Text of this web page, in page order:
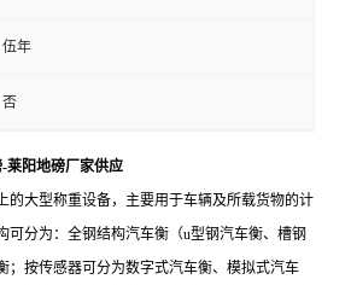
伍年
否
-莱阳地磅厂家供应
的大型称重设备，主要用于车辆及所载货物的计
可分为：全钢结构汽车衡（u型钢汽车衡、槽钢
；按传感器可分为数字式汽车衡、模拟式汽车